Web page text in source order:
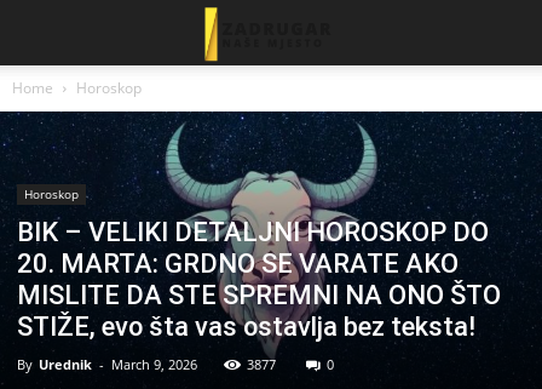
Home Horoskop
Horoskop
BIK – VELIKI DETALJNI HOROSKOP DO
20. MARTA: GRDNO SE VARATE AKO
MISLITE DA STE SPREMNI NA ONO ŠTO
STIŽE, evo šta vas ostavlja bez teksta!
By Urednik - March 9, 2026 3877 0